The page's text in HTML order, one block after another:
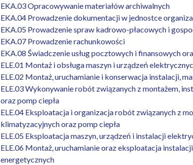
EKA.03 Opracowywanie materiałów archiwalnych
EKA.04 Prowadzenie dokumentacji w jednostce
EKA.05 Prowadzenie spraw kadrowo-płacowych i
EKA.07 Prowadzenie rachunkowości
EKA.08 Świadczenie usług pocztowych i finansowych
ELE.01 Montaż i obsługa maszyn i urządzeń
ELE.02 Montaż, uruchamianie i konserwacja instalacji,
ELE.03 Wykonywanie robót związanych z montażem,
oraz pomp ciepła
ELE.04 Eksploatacja i organizacja robót związanych z
klimatyzacyjnych oraz pomp ciepła
ELE.05 Eksploatacja maszyn, urządzeń i instalacji
ELE.06 Montaż, uruchamianie oraz eksploatacja
energetycznych